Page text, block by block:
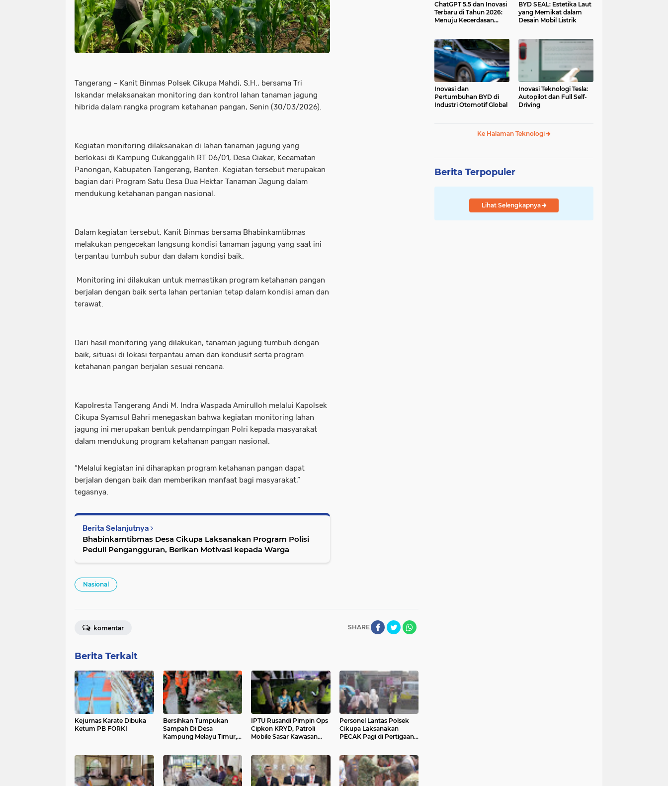
Tangerang – Kanit Binmas Polsek Cikupa Mahdi, S.H., bersama Tri
Iskandar melaksanakan monitoring dan kontrol lahan tanaman jagung
hibrida dalam rangka program ketahanan pangan, Senin (30/03/2026).
Kegiatan monitoring dilaksanakan di lahan tanaman jagung yang
berlokasi di Kampung Cukanggalih RT 06/01, Desa Ciakar, Kecamatan
Panongan, Kabupaten Tangerang, Banten. Kegiatan tersebut merupakan
bagian dari Program Satu Desa Dua Hektar Tanaman Jagung dalam
mendukung ketahanan pangan nasional.
Dalam kegiatan tersebut, Kanit Binmas bersama Bhabinkamtibmas
melakukan pengecekan langsung kondisi tanaman jagung yang saat ini
terpantau tumbuh subur dan dalam kondisi baik.
Monitoring ini dilakukan untuk memastikan program ketahanan pangan
berjalan dengan baik serta lahan pertanian tetap dalam kondisi aman dan
terawat.
Dari hasil monitoring yang dilakukan, tanaman jagung tumbuh dengan
baik, situasi di lokasi terpantau aman dan kondusif serta program
ketahanan pangan berjalan sesuai rencana.
Kapolresta Tangerang Andi M. Indra Waspada Amirulloh melalui Kapolsek
Cikupa Syamsul Bahri menegaskan bahwa kegiatan monitoring lahan
jagung ini merupakan bentuk pendampingan Polri kepada masyarakat
dalam mendukung program ketahanan pangan nasional.
“Melalui kegiatan ini diharapkan program ketahanan pangan dapat
berjalan dengan baik dan memberikan manfaat bagi masyarakat,”
tegasnya.
Berita Selanjutnya
Bhabinkamtibmas Desa Cikupa Laksanakan Program Polisi
Peduli Pengangguran, Berikan Motivasi kepada Warga
Nasional
SHARE
komentar
Berita Terkait
Kejurnas Karate Dibuka
Ketum PB FORKI
Bersihkan Tumpukan
Sampah Di Desa
Kampung Melayu Timur,
Masyarakat
IPTU Rusandi Pimpin Ops
Cipkon KRYD, Patroli
Mobile Sasar Kawasan
Personel Lantas Polsek
Cikupa Laksanakan
PECAK Pagi di Pertigaan
ChatGPT 5.5 dan Inovasi
Terbaru di Tahun 2026:
Menuju Kecerdasan
BYD SEAL: Estetika Laut
yang Memikat dalam
Desain Mobil Listrik
Inovasi dan
Pertumbuhan BYD di
Industri Otomotif Global
Inovasi Teknologi Tesla:
Autopilot dan Full Self-
Driving
Ke Halaman Teknologi
Berita Terpopuler
Lihat Selengkapnya